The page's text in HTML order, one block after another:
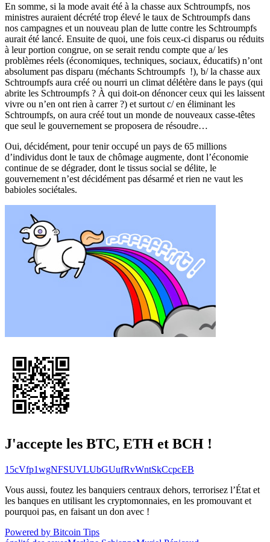
En somme, si la mode avait été à la chasse aux Schtroumpfs, nos
ministres auraient décrété trop élevé le taux de Schtroumpfs dans
nos campagnes et un nouveau plan de lutte contre les Schtroumpfs
aurait été lancé. Ensuite de quoi, une fois ceux-ci disparus ou réduits
à leur portion congrue, on se serait rendu compte que a/ les
problèmes réels (économiques, techniques, sociaux, éducatifs) n’ont
absolument pas disparu (méchants Schtroumpfs !), b/ la chasse aux
Schtroumpfs aura créé ou nourri un climat délétère dans le pays (qui
abrite les Schtroumpfs ? À qui doit-on dénoncer ceux qui les laissent
vivre ou n’en ont rien à carrer ?) et surtout c/ en éliminant les
Schtroumpfs, on aura créé tout un monde de nouveaux casse-têtes
que seul le gouvernement se proposera de résoudre…
Oui, décidément, pour tenir occupé un pays de 65 millions
d’individus dont le taux de chômage augmente, dont l’économie
continue de se dégrader, dont le tissus social se délite, le
gouvernement n’est décidément pas désarmé et rien ne vaut les
babioles sociétales.
J'accepte les BTC, ETH et BCH !
15cVfp1wgNFSUVLUbGUufRvWntSkCcpcEB
Vous aussi, foutez les banquiers centraux dehors, terrorisez l’État et
les banques en utilisant les cryptomonnaies, en les promouvant et
pourquoi pas, en faisant un don avec !
Powered by Bitcoin Tips